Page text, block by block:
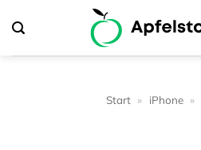
Inhalt
springen
Start » iPhone »